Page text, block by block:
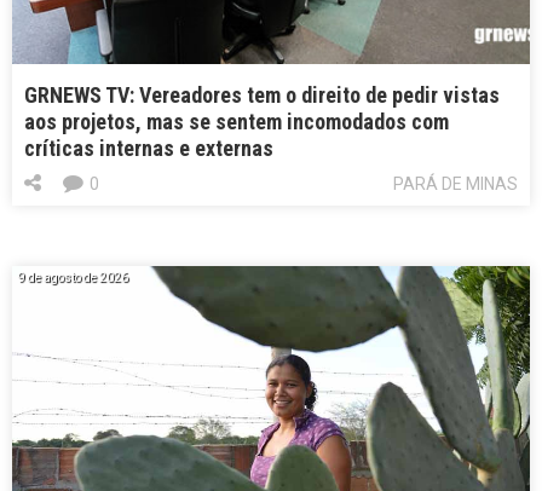
GRNEWS TV: Vereadores tem o direito de pedir vistas
aos projetos, mas se sentem incomodados com
críticas internas e externas
PARÁ DE MINAS
0
9 de agosto de 2026